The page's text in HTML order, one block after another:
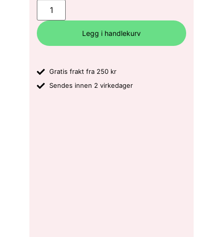
Legg i handlekurv
Gratis frakt fra 250 kr
Sendes innen 2 virkedager